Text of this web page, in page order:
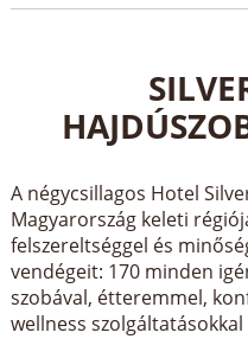
A négycsillagos Hotel
Magyarország keleti
felszereltséggel és
vendégeit: 170 minden
szobával, étteremmel,
wellness